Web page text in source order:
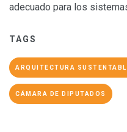
adecuado para los
TAGS
ARQUITECTURA
CÁMARA DE DIPUTADOS